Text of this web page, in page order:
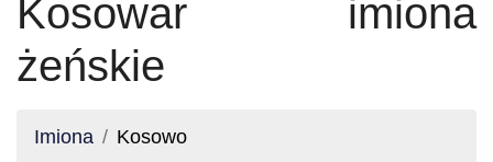
Kosowar imiona
żeńskie
Imiona Kosowo